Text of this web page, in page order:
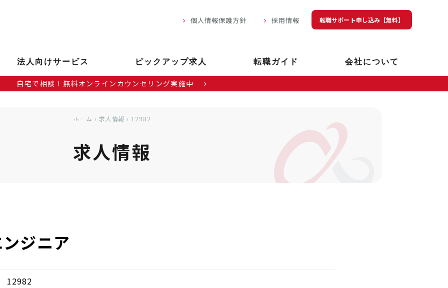
個人情報保護方針 採用情報 転職サポート申し込み【無料】
法人向けサービス ピックアップ求人 転職ガイド 会社について
自宅で相談！無料オンラインカウンセリング実施中
ホーム › 求人情報 › 12982
求人情報
ジニア
12982